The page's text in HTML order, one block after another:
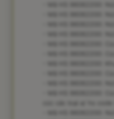
- Mã HS 96062200:
- Mã HS 96062200:
- Mã HS 96062200:
- Mã HS 96062200:
- Mã HS 96062200:
- Mã HS 96062200:
- Mã HS 96062200:
- Mã HS 96062200:
- Mã HS 96062200: